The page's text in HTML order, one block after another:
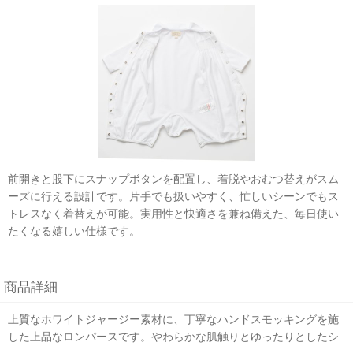
前開きと股下にスナップボタンを配置し、着脱やおむつ替えがスム
ーズに行える設計です。片手でも扱いやすく、忙しいシーンでもス
トレスなく着替えが可能。実用性と快適さを兼ね備えた、毎日使い
たくなる嬉しい仕様です。
商品詳細
上質なホワイトジャージー素材に、丁寧なハンドスモッキングを施
した上品なロンパースです。やわらかな肌触りとゆったりとしたシ